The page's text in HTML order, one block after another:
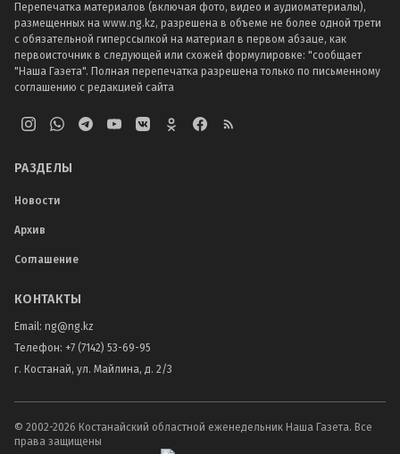
Перепечатка материалов (включая фото, видео и аудиоматериалы),
размещенных на www.ng.kz, разрешена в объеме не более одной трети
с обязательной гиперссылкой на материал в первом абзаце, как
первоисточник в следующей или схожей формулировке: "сообщает
"Наша Газета". Полная перепечатка разрешена только по письменному
соглашению с редакцией сайта
РАЗДЕЛЫ
Новости
Архив
Соглашение
КОНТАКТЫ
Email: ng@ng.kz
Телефон: +7 (7142) 53-69-95
г. Костанай, ул. Майлина, д. 2/3
© 2002-2026 Костанайский областной еженедельник Наша Газета. Все
права защищены